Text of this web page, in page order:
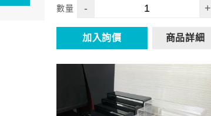
數量 - +
加入詢價 商品詳細